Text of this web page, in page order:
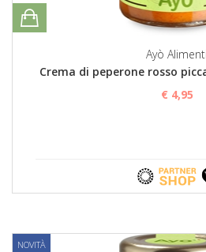
Ayò Alimenti
Crema di peperone rosso
€ 4,95
NOVITÀ